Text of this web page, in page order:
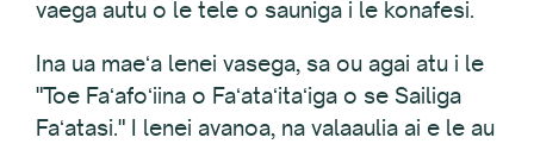
vaega autu o le tele o sauniga i le konafesi.
Ina ua maeʻa lenei vasega, sa ou agai atu i le
"Toe Faʻafoʻiina o Faʻataʻitaʻiga o se Sailiga
Faʻatasi." I lenei avanoa, na valaaulia ai e le au